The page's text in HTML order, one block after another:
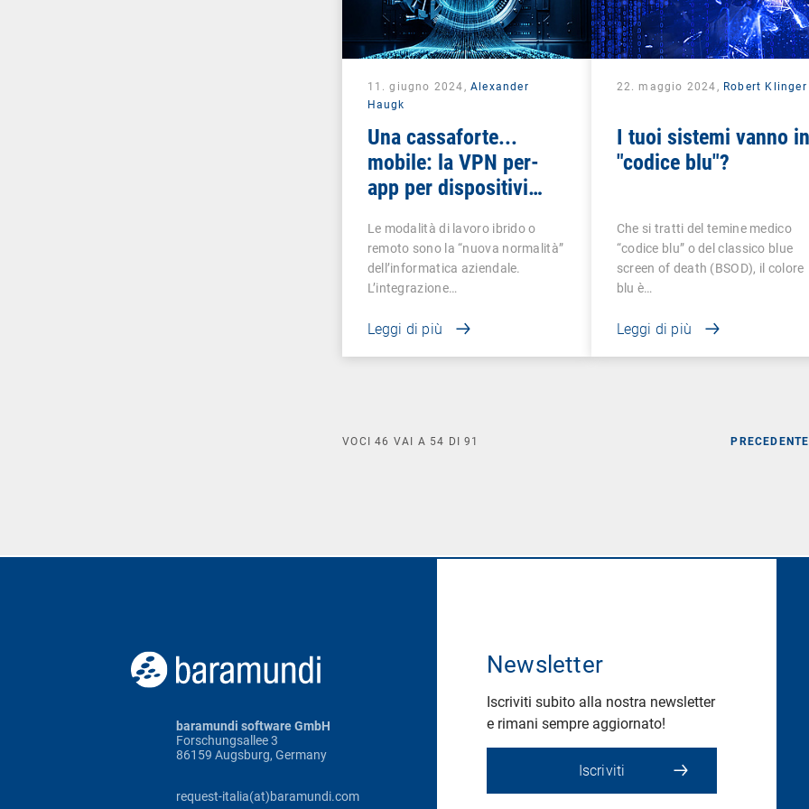
11. giugno 2024,Alexander
Haugk
Una cassaforte...
mobile: la VPN per-
app per dispositivi
Le modalità di lavoro ibrido o
remoto sono la “nuova normalità”
dell’informatica aziendale.
L’integrazione…
Leggi di più
22. maggio 2024, Robert Klinger
I tuoi sistemi vanno in
"codice blu"?
Che si tratti del temine medico
“codice blu” o del classico blue
screen of death (BSOD), il colore
blu è…
Leggi di più
PRECEDENTE
VOCI46 VAI A 54 DI91
baramundi software GmbH
Forschungsallee 3
86159 Augsburg, Germany
request-italia(at)baramundi.com
Newsletter
Iscriviti subito alla nostra newsletter
e rimani sempre aggiornato!
Iscriviti